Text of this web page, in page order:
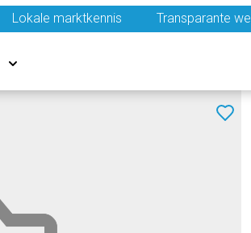
Lokale marktkennis Transparante